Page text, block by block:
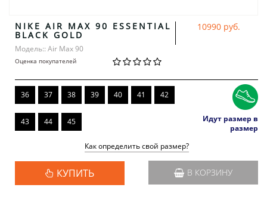
NIKE AIR MAX 90 ESSENTIAL
BLACK GOLD
Модель:: Air Max 90
Оценка покупателей
10990 руб.
36 37 38 39 40 41 42
43 44 45
Идут размер в
размер
Как определить свой размер?
КУПИТЬ В КОРЗИНУ